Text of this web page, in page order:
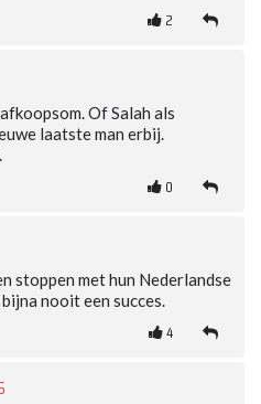
2
Of Salah als
laatste man erbij.
0
stoppen met hun Nederlandse
nooit een succes.
4